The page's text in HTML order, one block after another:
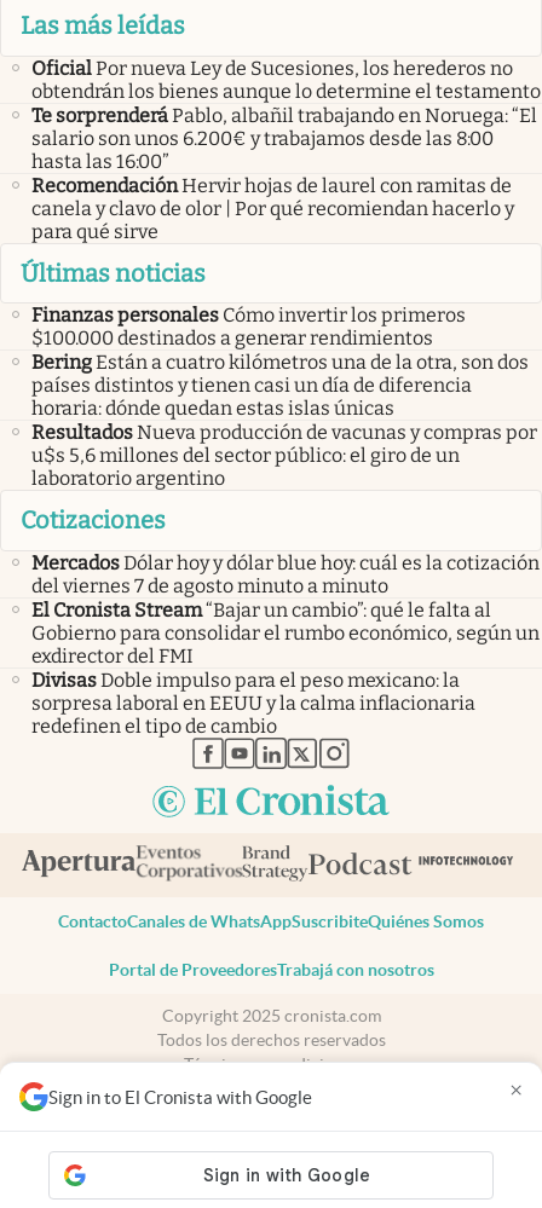
Sign in to El Cronista with Google ×
Las más leídas
OficialPor nueva Ley de Sucesiones, los herederos no
obtendrán los bienes aunque lo determine el testamento
Te sorprenderáPablo, albañil trabajando en Noruega: “El
salario son unos 6.200€ y trabajamos desde las 8:00
hasta las 16:00”
RecomendaciónHervir hojas de laurel con ramitas de
canela y clavo de olor | Por qué recomiendan hacerlo y
para qué sirve
Últimas noticias
Finanzas personales Cómo invertir los primeros
$100.000 destinados a generar rendimientos
BeringEstán a cuatro kilómetros una de la otra, son dos
países distintos y tienen casi un día de diferencia
horaria: dónde quedan estas islas únicas
ResultadosNueva producción de vacunas y compras por
u$s 5,6 millones del sector público: el giro de un
laboratorio argentino
Cotizaciones
MercadosDólar hoy y dólar blue hoy: cuál es la cotización
del viernes 7 de agosto minuto a minuto
El Cronista Stream“Bajar un cambio”: qué le falta al
Gobierno para consolidar el rumbo económico, según un
exdirector del FMI
DivisasDoble impulso para el peso mexicano: la
sorpresa laboral en EEUU y la calma inflacionaria
redefinen el tipo de cambio
abre en nueva pestaña
abre en nueva pestaña
abre en nueva pestaña
abre en nueva pestaña
abre en nueva pestaña
ContactoCanales de WhatsAppSuscribiteQuiénes Somos
Portal de ProveedoresTrabajá con nosotros
Copyright 2025 cronista.com
Todos los derechos reservados
Términos y condiciones
Privacidad
Consentimiento
cronista.com
es propiedad de El Cronista Comercial S.A Registro de